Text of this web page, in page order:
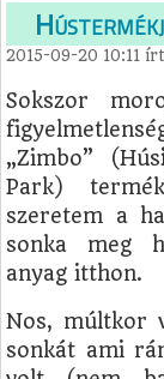
2015-09-20 10:11
Sokszor
„Zimbo” (Hús
Park)
szeretem a
sonka meg
anyag itthon.
Nos, múltkor
sonkát ami